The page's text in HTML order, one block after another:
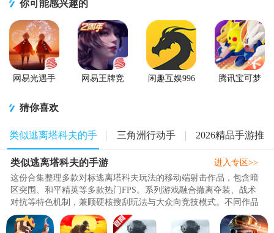
你可能感兴趣的
网易光遇手
网易王牌竞
闲趣互娱996
腾讯宝可梦
猜你喜欢
类似逃离塔科夫的手
游
三角洲行动手 2026精品手游推
荐
类似逃离塔科夫的手游
这份合集整理多款对标逃离塔科夫玩法的移动端射击作品，包含暗
区突围、和平精英等多款热门FPS。系列游戏融合撤离夺装、战术
对抗等特色机制，兼顾硬核搜刮玩法与大众向竞技模式。不同作品
风格差异明显，既有高度复刻撤..
进入专区>>